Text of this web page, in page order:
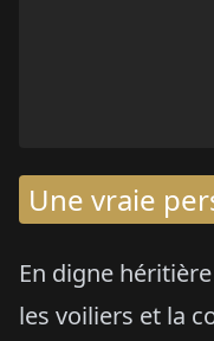
Une vraie
En digne
les voiliers et la